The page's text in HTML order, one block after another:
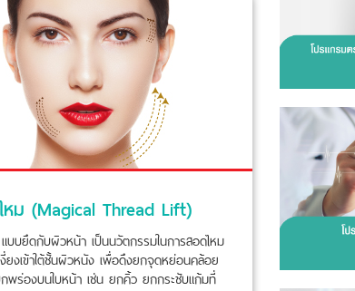
หม (Magical Thread Lift)
บบยึดกับผิวหน้า เป็นนวัตกรรมในการสอดไหม
ยงเข้าใต้ชั้นผิวหนัง เพื่อดึงยกจุดหย่อนคล้อย
กพร่องบนใบหน้า เช่น ยกคิ้ว ยกกระชับแก้มที่